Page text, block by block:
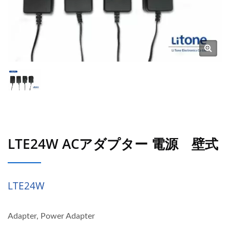
LTE24W ACアダプター 電源 壁式
LTE24W
Adapter, Power Adapter